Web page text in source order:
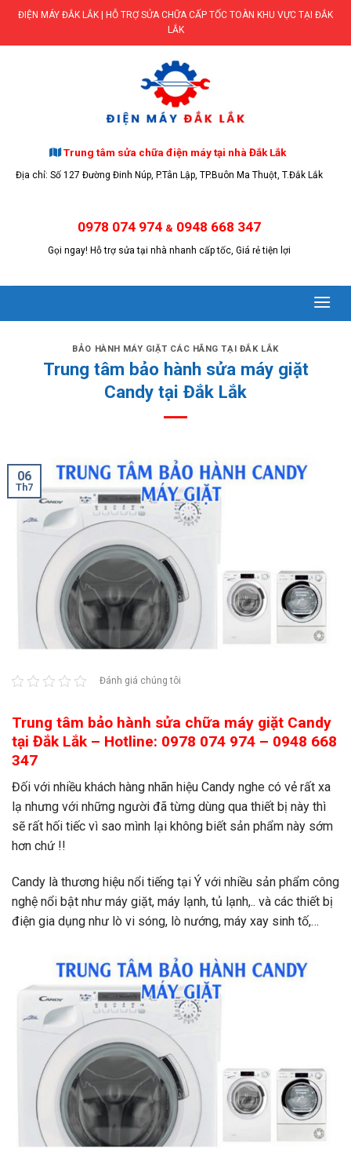
Skip
content
ĐIỆN MÁY ĐẮK LẮK | HỖ TRỢ SỬA CHỮA CẤP TỐC TOÀN KHU VỰC TẠI ĐẮK
LẮK
Trung tâm sửa chữa điện máy tại nhà Đắk Lắk
Địa chỉ: Số 127 Đường Đinh Núp, P.Tân Lập, TP.Buôn Ma Thuột, T.Đắk Lắk
0978 074 974 & 0948 668 347
Gọi ngay! Hỗ trợ sửa tại nhà nhanh cấp tốc, Giá rẻ tiện lợi
BẢO HÀNH MÁY GIẶT CÁC HÃNG TẠI ĐẮK LẮK
Trung tâm bảo hành sửa máy giặt
Candy tại Đắk Lắk
06
Th7
Đánh giá chúng tôi
Trung tâm bảo hành sửa chữa máy giặt Candy
tại Đắk Lắk – Hotline: 0978 074 974 – 0948 668
347
Đối với nhiều khách hàng nhãn hiệu Candy nghe có vẻ rất xa
lạ nhưng với những người đã từng dùng qua thiết bị này thì
sẽ rất hối tiếc vì sao mình lại không biết sản phẩm này sớm
hơn chứ !!
Candy là thương hiệu nổi tiếng tại Ý với nhiều sản phẩm công
nghệ nổi bật như máy giặt, máy lạnh, tủ lạnh,.. và các thiết bị
điện gia dụng như lò vi sóng, lò nướng, máy xay sinh tố,…